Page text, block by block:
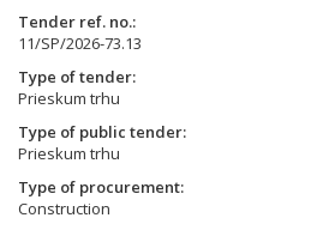
Tender ref. no.
11/SP/2026-73.13
Type of tender
Prieskum trhu
Type of public tender
Prieskum trhu
Type of procurement
Construction